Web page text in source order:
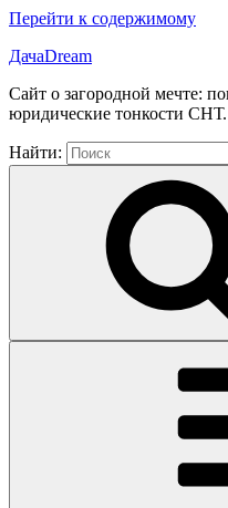
Перейти к содержимому
ДачаDream
Сайт о загородной мечте:
юридические тонкости СНТ.
Найти: